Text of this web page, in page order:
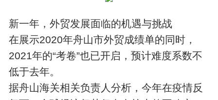
新一年，外贸发展面临的机遇与挑战
在展示2020年舟山市外贸成绩单的同时，
2021年的“考卷”也已开启，预计难度系数不
低于去年。
据舟山海关相关负责人分析，今年在疫情反